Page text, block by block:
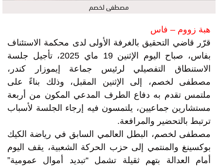
مصطفى لخصم
هبة زووم – فاس
قرّر قاضي التحقيق بالغرفة الأولى لدى محكمة الاستئناف
بفاس، صباح اليوم الإثنين 19 ماي 2025، تأجيل جلسة
الاستنطاق التفصيلي لرئيس جماعة إيموزار كندر،
مصطفى لخصم، إلى الإثنين المقبل، وذلك بناءً على
ملتمس تقدم به دفاع الطرف المدعي المكون من أربعة
مستشارين جماعيين، يلتمسون فيه إرجاء الجلسة لأسباب
ترتبط بالتحضير والمرافعة.
مصطفى لخصم، البطل العالمي السابق في رياضة الكيك
بوكسينغ والمنتمي إلى حزب الحركة الشعبية، يقف اليوم
أمام العدالة بتهم ثقيلة تشمل “تبديد أموال عمومية”